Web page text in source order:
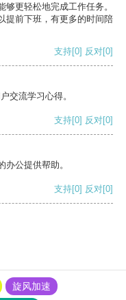
更轻松地完成工作任务。
提前下班，有更多的时间陪
支持[0] 反对[0]
交流学习心得。
支持[0] 反对[0]
公提供帮助。
支持[0] 反对[0]
旋风加速